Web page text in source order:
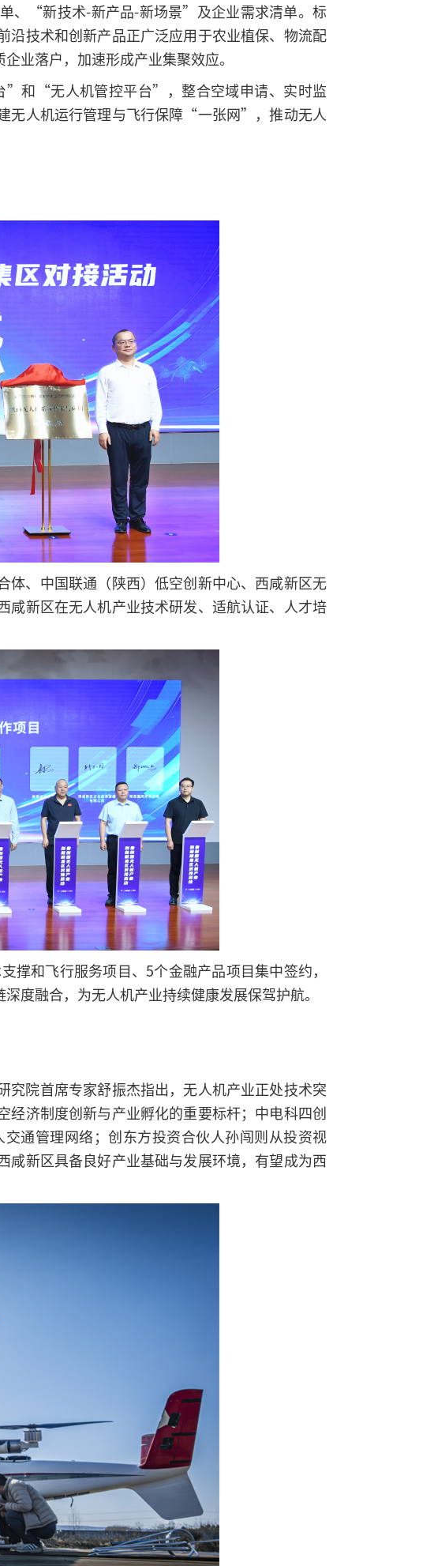
、“新技术-新产品-新场景”及企业需求清单。标
沿技术和创新产品正广泛应用于农业植保、物流配
业落户，加速形成产业集聚效应。
”和“无人机管控平台”，整合空域申请、实时监
无人机运行管理与飞行保障“一张网”，推动无人
、中国联通（陕西）低空创新中心、西咸新区无
咸新区在无人机产业技术研发、适航认证、人才培
和飞行服务项目、5个金融产品项目集中签约，
度融合，为无人机产业持续健康发展保驾护航。
院首席专家舒振杰指出，无人机产业正处技术突
济制度创新与产业孵化的重要标杆；中电科四创
通管理网络；创东方投资合伙人孙闯则从投资视
新区具备良好产业基础与发展环境，有望成为西